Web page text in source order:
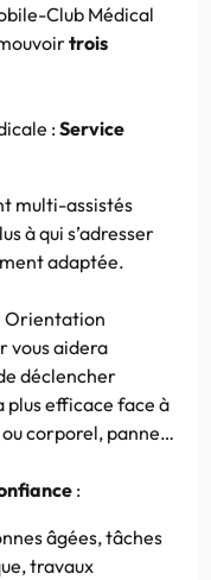
Club Médical
trois
:Service
multi-assistés
à qui s’adresser
adaptée.
Orientation
vous aidera
déclencher
plus efficace face à
corporel, panne…
:
âgées, tâches
travaux